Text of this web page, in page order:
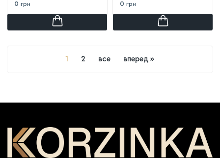
0 грн 0 грн
1 2 все вперед »